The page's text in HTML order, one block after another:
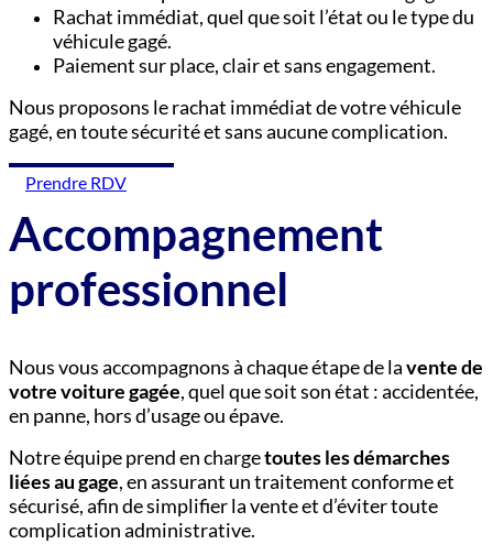
Rachat immédiat, quel que soit l’état ou le type du
véhicule gagé.
Paiement sur place, clair et sans engagement.
Nous proposons le rachat immédiat de votre véhicule
gagé, en toute sécurité et sans aucune complication.
Prendre RDV
Accompagnement
professionnel
Nous vous accompagnons à chaque étape de lavente de
votre voiture gagée, quel que soit son état : accidentée,
en panne, hors d’usage ou épave.
Notre équipe prend en chargetoutes les démarches
liées au gage, en assurant un traitement conforme et
sécurisé, afin de simplifier la vente et d’éviter toute
complication administrative.